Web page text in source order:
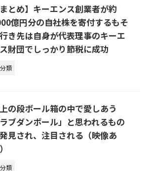
まとめ】キーエンス創業者が約
億円分の自社株を寄付するもそ
き先は自身が代表理事のキーエ
財団でしっかり節税に成功
類
の段ボール箱の中で愛しあう
ラブダンボール」と思われるもの
見され、注目される（映像あ
類